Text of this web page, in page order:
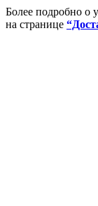
Более подробно о
на странице